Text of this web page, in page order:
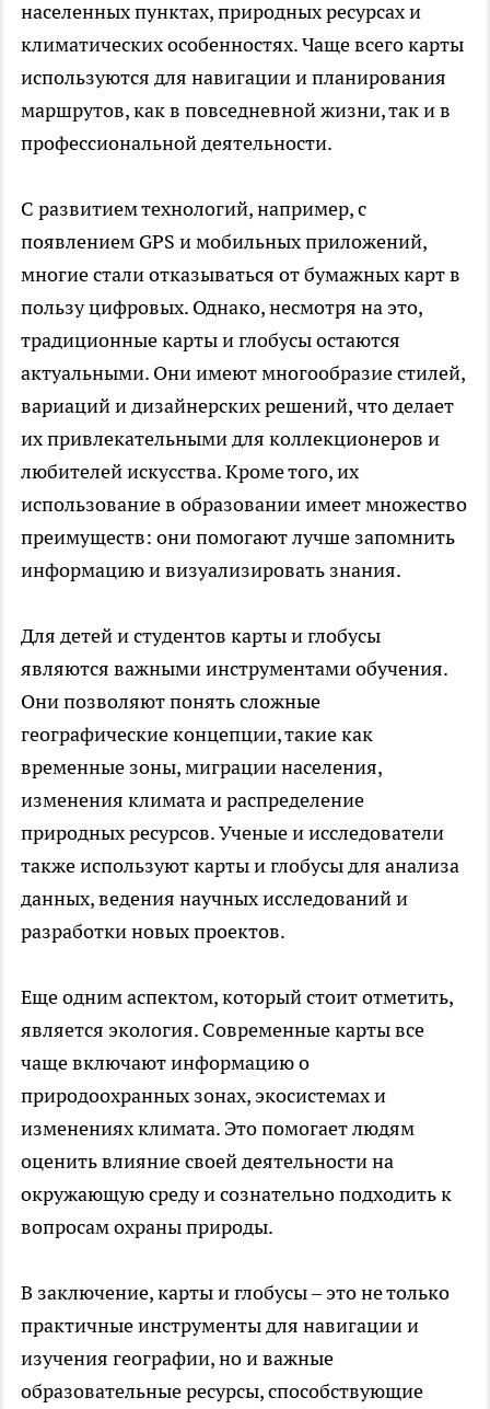
населенных пунктах, природных ресурсах и
климатических особенностях. Чаще всего карты
используются для навигации и планирования
маршрутов, как в повседневной жизни, так и в
профессиональной деятельности.
С развитием технологий, например, с
появлением GPS и мобильных приложений,
многие стали отказываться от бумажных карт в
пользу цифровых. Однако, несмотря на это,
традиционные карты и глобусы остаются
актуальными. Они имеют многообразие стилей,
вариаций и дизайнерских решений, что делает
их привлекательными для коллекционеров и
любителей искусства. Кроме того, их
использование в образовании имеет множество
преимуществ: они помогают лучше запомнить
информацию и визуализировать знания.
Для детей и студентов карты и глобусы
являются важными инструментами обучения.
Они позволяют понять сложные
географические концепции, такие как
временные зоны, миграции населения,
изменения климата и распределение
природных ресурсов. Ученые и исследователи
также используют карты и глобусы для анализа
данных, ведения научных исследований и
разработки новых проектов.
Еще одним аспектом, который стоит отметить,
является экология. Современные карты все
чаще включают информацию о
природоохранных зонах, экосистемах и
изменениях климата. Это помогает людям
оценить влияние своей деятельности на
окружающую среду и сознательно подходить к
вопросам охраны природы.
В заключение, карты и глобусы – это не только
практичные инструменты для навигации и
изучения географии, но и важные
образовательные ресурсы, способствующие